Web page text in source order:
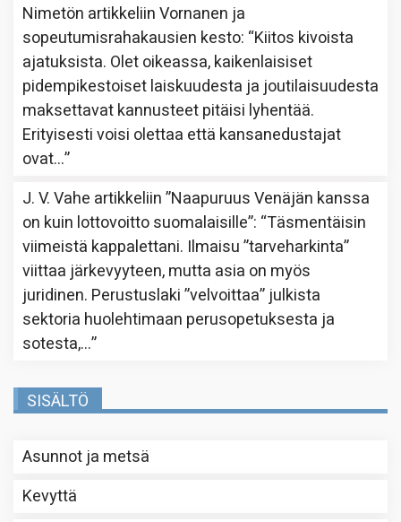
Nimetön artikkeliinVornanen ja
sopeutumisrahakausien kesto: “Kiitos kivoista
ajatuksista. Olet oikeassa, kaikenlaisiset
pidempikestoiset laiskuudesta ja joutilaisuudesta
maksettavat kannusteet pitäisi lyhentää.
Erityisesti voisi olettaa että kansanedustajat
ovat…”
J. V. Vahe artikkeliin”Naapuruus Venäjän kanssa
on kuin lottovoitto suomalaisille”: “Täsmentäisin
viimeistä kappalettani. Ilmaisu ”tarveharkinta”
viittaa järkevyyteen, mutta asia on myös
juridinen. Perustuslaki ”velvoittaa” julkista
sektoria huolehtimaan perusopetuksesta ja
sotesta,…”
SISÄLTÖ
Asunnot ja metsä
Kevyttä